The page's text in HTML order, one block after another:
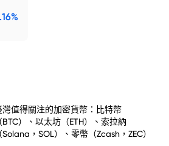
灣值得關注的加密貨幣：比特幣
BTC）、以太坊（ETH）、索拉納
Solana，SOL）、零幣（Zcash，ZEC）